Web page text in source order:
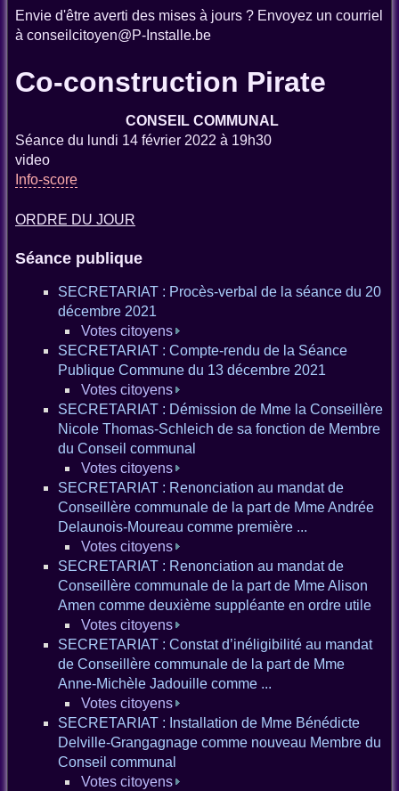
Envie d'être averti des mises à jours ? Envoyez un courriel
à conseilcitoyen@P-Installe.be
Co-construction Pirate
CONSEIL COMMUNAL
Séance du lundi 14 février 2022 à 19h30
video
Info-score
ORDRE DU JOUR
Séance publique
SECRETARIAT : Procès-verbal de la séance du 20
décembre 2021
Votes citoyens
SECRETARIAT : Compte-rendu de la Séance
Publique Commune du 13 décembre 2021
Votes citoyens
SECRETARIAT : Démission de Mme la Conseillère
Nicole Thomas-Schleich de sa fonction de Membre
du Conseil communal
Votes citoyens
SECRETARIAT : Renonciation au mandat de
Conseillère communale de la part de Mme Andrée
Delaunois-Moureau comme première ...
Votes citoyens
SECRETARIAT : Renonciation au mandat de
Conseillère communale de la part de Mme Alison
Amen comme deuxième suppléante en ordre utile
Votes citoyens
SECRETARIAT : Constat d’inéligibilité au mandat
de Conseillère communale de la part de Mme
Anne-Michèle Jadouille comme ...
Votes citoyens
SECRETARIAT : Installation de Mme Bénédicte
Delville-Grangagnage comme nouveau Membre du
Conseil communal
Votes citoyens